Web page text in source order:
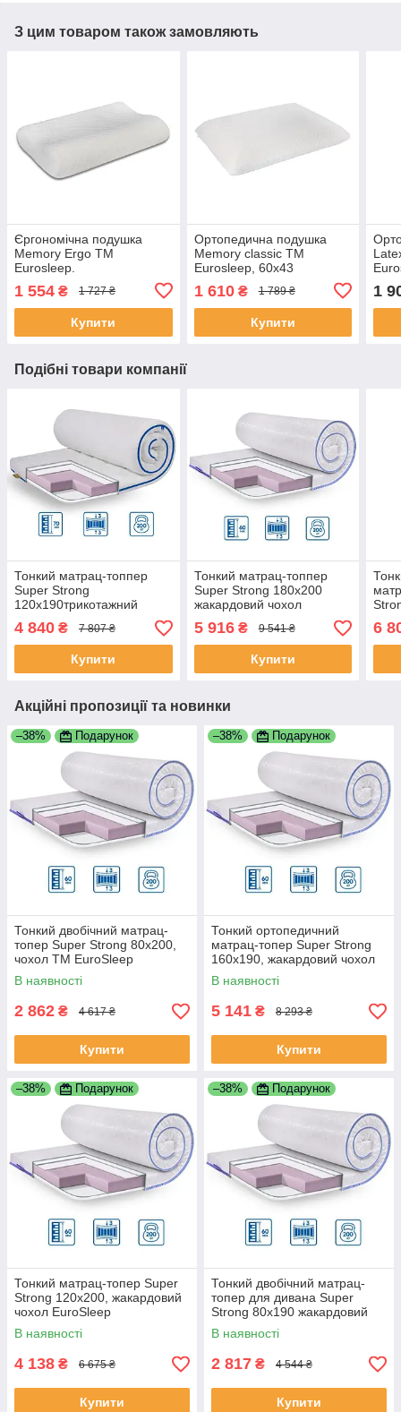
З цим товаром також замовляють
Єргономічна подушка
Memory Ergo TM
Eurosleep.
1 554 ₴ 1 727 ₴
Купити
Ортопедична подушка
Memory classic TM
Eurosleep, 60х43
1 610₴ 1 789 ₴
Купити
1
Подібні товари компанії
Тонкий матрац-топпер
Super Strong
120x190трикотажний
чохол EuroSleep
4 840 ₴ 7 807 ₴
Купити
Тонкий матрац-топпер
Super Strong 180x200
жакардовий чохол
EuroSleep
5 916₴ 9 541 ₴
Купити
6
Акційні пропозиції та новинки
–38% Подарунок
Тонкий двобічний матрац-
топер Super Strong 80x200,
чохол ТМ EuroSleep
В наявності
2 862 ₴ 4 617 ₴
Купити
–38% Подарунок
Тонкий ортопедичний
матрац-топер Super Strong
160x190, жакардовий чохол
EuroSleep
В наявності
5 141 ₴ 8 293 ₴
Купити
–38% Подарунок
Тонкий матрац-топер Super
Strong 120x200, жакардовий
чохол EuroSleep
В наявності
4 138 ₴ 6 675 ₴
Купити
–38% Подарунок
Тонкий двобічний матрац-
топер для дивана Super
Strong 80x190 жакардовий
чохол ТМ EuroSleep
В наявності
2 817 ₴ 4 544 ₴
Купити